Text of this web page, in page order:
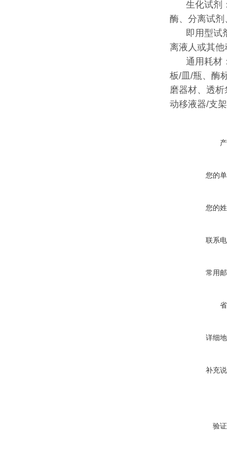
生化试剂
酶、分离试
即用型试
离液人或其
通用耗材
板/皿/瓶、酶
磨器材、透
动移液器/支
您的
您的
联系
常用
详细
补充
验